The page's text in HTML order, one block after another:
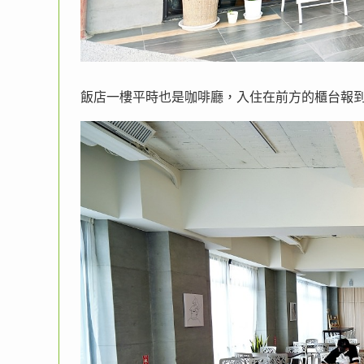
飯店一樓平時也是咖啡廳，入住在前方的櫃台報